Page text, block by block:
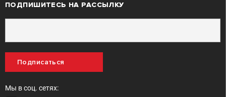
ПОДПИШИТЕСЬ НА РАССЫЛКУ
Подписаться
Мы в соц. сетях: